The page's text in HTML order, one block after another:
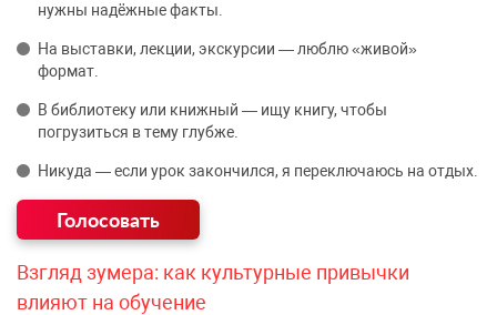
нужны надёжные факты.
На выставки, лекции, экскурсии — люблю «живой»
формат.
В библиотеку или книжный — ищу книгу, чтобы
погрузиться в тему глубже.
Никуда — если урок закончился, я переключаюсь на отдых.
Взгляд зумера: как культурные привычки
влияют на обучение